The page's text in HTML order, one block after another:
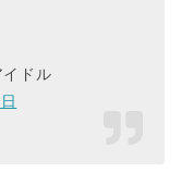
ドル